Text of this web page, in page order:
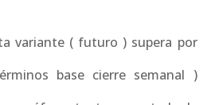
variante ( futuro ) supera por
base cierre semanal )